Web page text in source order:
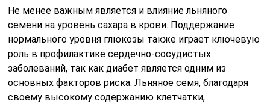
Не менее важным является и влияние льняного
семени на уровень сахара в крови. Поддержание
нормального уровня глюкозы также играет ключевую
роль в профилактике сердечно-сосудистых
заболеваний, так как диабет является одним из
основных факторов риска. Льняное семя, благодаря
своему высокому содержанию клетчатки,